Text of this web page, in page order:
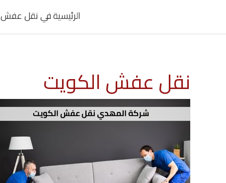
الرئيسية في نقل عفش
نقل عفش الكويت